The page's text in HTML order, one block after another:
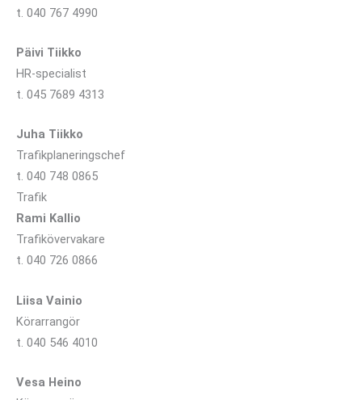
t. 040 767 4990
Päivi Tiikko
HR-specialist
t. 045 7689 4313
Juha Tiikko
Trafikplaneringschef
t. 040 748 0865
Trafik
Rami Kallio
Trafikövervakare
t. 040 726 0866
Liisa Vainio
Körarrangör
t. 040 546 4010
Vesa Heino